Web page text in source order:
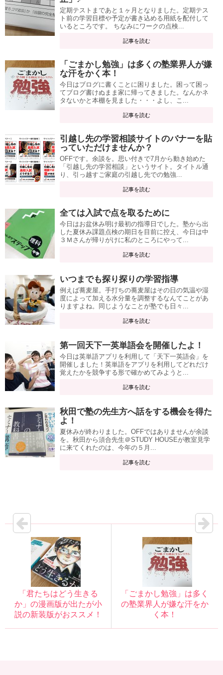
定期テストまであと１ヶ月となりました。定期テス
ト前の学習目標や予定が書き込める用紙を配付して
いるところです。 ちなみにワークの点検...
記事を読む
「ごまかし勉強」は多くの塾業界人が嫌
な汗をかく本！
今日はブログに書くことに困りました。困って困っ
てブログ書けぬまま家に帰ってきました。なんかネ
タないかと本棚を見ました・・・よし、こ...
記事を読む
引越し先の学習相談サイトのバナーを貼
っていただけませんか？
OFFです。余談を。思い付きで7月から動き始めた
「引越し先の学習相談」というサイト。タイトル通
り、引っ越すご家庭の引越し先での勉強...
記事を読む
全ては入試で点を取るために
今日はお盆休み明け最初の指導日でした。塾から出
した夏休み課題点検の期日を目前に控え、今日は中
３Ｍさんが帰りがけに私のところにやって...
記事を読む
いつまでも探り探りの学習指導
例えば蕎麦屋。手打ちの蕎麦屋はその日の気温や湿
度によって加える水分量を調整するなんてことがあ
りますよね。同じようなことが塾でも日々...
記事を読む
第一回天下一英単語会を開催したよ！
今日は英単語アプリを利用して「天下一英語会」を
開催しました！英単語をアプリを利用してどれだけ
覚えたかを競争する形で確かめてみようと...
記事を読む
秋田で塾の先生方へ話をする機会を得た
よ！
夏休みが終わりました。OFFではありませんが余談
を。秋田から須合先生＠STUDY HOUSEが教室見学
に来てくれたのは、今年の５月...
記事を読む
「君たちはどう生きる
か」の漫画版が出たが小
説の新装版がおススメ！
「ごまかし勉強」は多く
の塾業界人が嫌な汗をか
く本！